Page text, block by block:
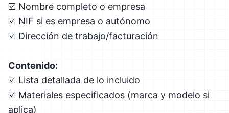
☑️ Nombre completo o empresa
☑️ NIF si es empresa o autónomo
☑️ Dirección de trabajo/facturación
Contenido:
☑️ Lista detallada de lo incluido
☑️ Materiales especificados (marca y modelo si
aplica)